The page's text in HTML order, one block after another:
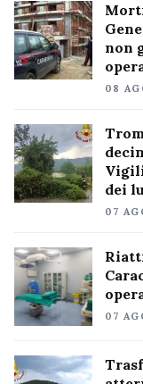
non
08
dei
07
07